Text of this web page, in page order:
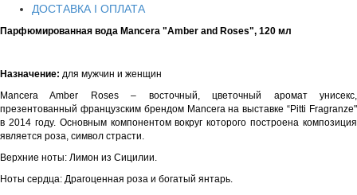
ДОСТАВКА І ОПЛАТА
Парфюмированная вода Mancera "Amber and Roses", 120 мл
Назначение: для мужчин и женщин
Mancera Amber Roses – восточный, цветочный аромат унисекс,
презентованный французским брендом Mancera на выставке “Pitti Fragranze"
в 2014 году. Основным компонентом вокруг которого построена композиция
является роза, символ страсти.
Верхние ноты: Лимон из Сицилии.
Ноты сердца: Драгоценная роза и богатый янтарь.